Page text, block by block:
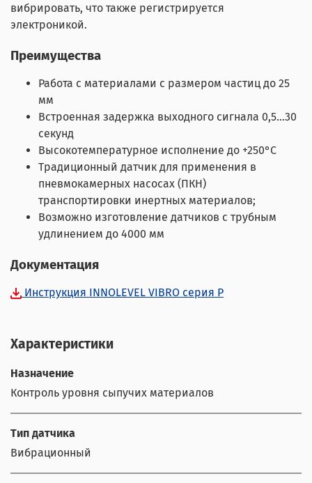
вибрировать, что также регистрируется
электроникой.
Преимущества
Работа с материалами с размером частиц до 25
мм
Встроенная задержка выходного сигнала 0,5…30
секунд
Высокотемпературное исполнение до +250°С
Традиционный датчик для применения в
пневмокамерных насосах (ПКН)
транспортировки инертных материалов;
Возможно изготовление датчиков с трубным
удлинением до 4000 мм
Документация
Инструкция INNOLEVEL VIBRO серия P
Характеристики
Назначение
Контроль уровня сыпучих материалов
Тип датчика
Вибрационный